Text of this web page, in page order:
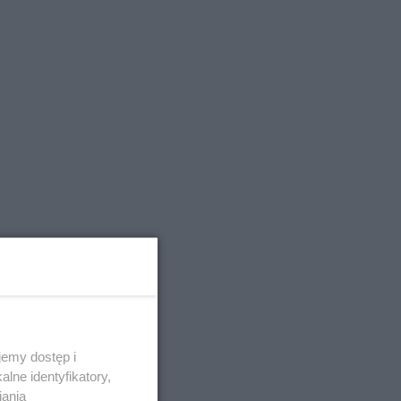
dostęp i
identyfikatory,